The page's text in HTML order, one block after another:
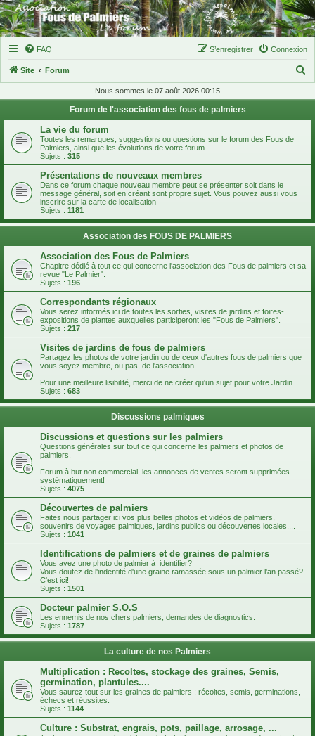
FAQ Connexion
S’enregistrer
Site Forum
h
r
Nous sommes le 07 août 2026 00:15
Forum de l'association des fous de palmiers
La vie du forum
Toutes les remarques, suggestions ou questions sur le forum des Fous de
Palmiers, ainsi que les évolutions de votre forum
Sujets : 315
Présentations de nouveaux membres
Dans ce forum chaque nouveau membre peut se présenter soit dans le
message général, soit en créant sont propre sujet. Vous pouvez aussi vous
inscrire sur la carte de localisation
Sujets : 1181
Association des FOUS DE PALMIERS
Association des Fous de Palmiers
Chapitre dédié à tout ce qui concerne l'association des Fous de palmiers et sa
revue "Le Palmier".
Sujets : 196
Correspondants régionaux
Vous serez informés ici de toutes les sorties, visites de jardins et foires-
expositions de plantes auxquelles participeront les "Fous de Palmiers".
Sujets : 217
Visites de jardins de fous de palmiers
Partagez les photos de votre jardin ou de ceux d'autres fous de palmiers que
vous soyez membre, ou pas, de l'association
Pour une meilleure lisibilité, merci de ne créer qu'un sujet pour votre Jardin
Sujets : 683
Discussions palmiques
Discussions et questions sur les palmiers
Questions générales sur tout ce qui concerne les palmiers et photos de
palmiers.
Forum à but non commercial, les annonces de ventes seront supprimées
systématiquement!
Sujets : 4075
Découvertes de palmiers
Faites nous partager ici vos plus belles photos et vidéos de palmiers,
souvenirs de voyages palmiques, jardins publics ou découvertes locales....
Sujets : 1041
Identifications de palmiers et de graines de palmiers
Vous avez une photo de palmier à identifier?
Vous doutez de l'indentité d'une graine ramassée sous un palmier l'an passé?
C'est ici!
Sujets : 1501
Docteur palmier S.O.S
Les ennemis de nos chers palmiers, demandes de diagnostics.
Sujets : 1787
La culture de nos Palmiers
Multiplication : Recoltes, stockage des graines, Semis,
germination, plantules....
Vous saurez tout sur les graines de palmiers : récoltes, semis, germinations,
échecs et réussites.
Sujets : 1144
Culture : Substrat, engrais, pots, paillage, arrosage, ...